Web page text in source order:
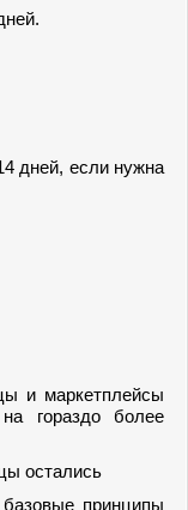
дней, если нужна
и маркетплейсы
гораздо более
остались
принципы